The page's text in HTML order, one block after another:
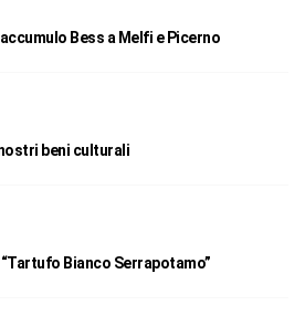
Bess a Melfi e Picerno
beni culturali
Bianco Serrapotamo”